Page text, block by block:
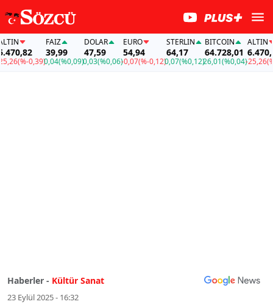
(%-0,39)
FAİZ
39,99
0,04(%0,09)
DOLAR
47,59
0,03(%0,06)
EURO
54,94
-0,07(%-0,12)
STERLIN
64,17
0,07(%0,12)
BITCOIN
64.728,01
26,01(%0,04)
ALTIN
6.470,82
-25,26(%-
Haberler - Kültür Sanat
23 Eylül 2025 - 16:32